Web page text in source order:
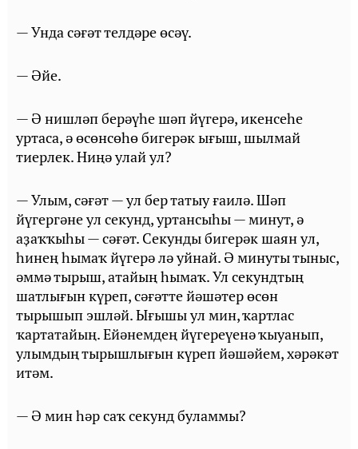
— Унда сәғәт телдәре өсәү.
— Әйе.
— Ә нишләп берәүһе шәп йүгерә, икенсеһе
уртаса, ә өсөнсөһө бигерәк ығыш, шылмай
тиерлек. Ниңә улай ул?
— Улым, сәғәт — ул бер татыу ғаилә. Шәп
йүгергәне ул секунд, уртансыһы — минут, ә
аҙаҡҡыһы — сәғәт. Секунды бигерәк шаян ул,
һинең һымаҡ йүгерә лә уйнай. Ә минуты тыныс,
әммә тырыш, атайың һымаҡ. Ул секундтың
шатлығын күреп, сәғәтте йәшәтер өсөн
тырышып эшләй. Ығышы ул мин, ҡартлас
ҡартатайың. Ейәнемдең йүгереүенә ҡыуанып,
улымдың тырышлығын күреп йәшәйем, хәрәкәт
итәм.
— Ә мин һәр саҡ секунд буламмы?